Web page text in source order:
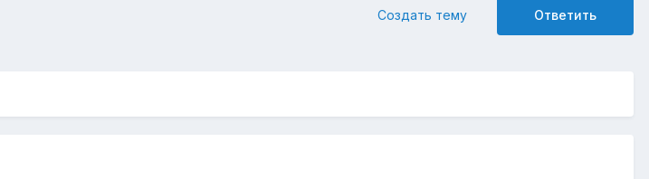
Ответить
Создать тему